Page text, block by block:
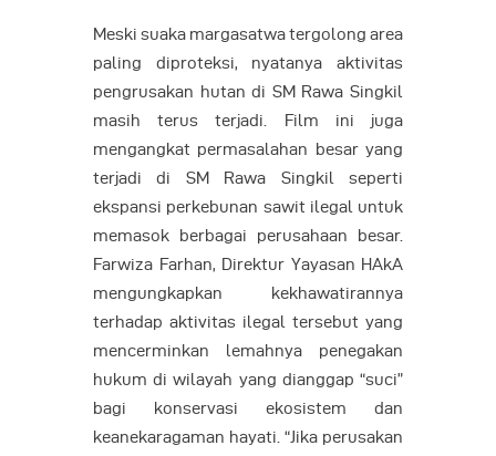
Meski suaka margasatwa tergolong area
paling diproteksi, nyatanya aktivitas
pengrusakan hutan di SM Rawa Singkil
masih terus terjadi. Film ini juga
mengangkat permasalahan besar yang
terjadi di SM Rawa Singkil seperti
ekspansi perkebunan sawit ilegal untuk
memasok berbagai perusahaan besar.
Farwiza Farhan, Direktur Yayasan HAkA
mengungkapkan kekhawatirannya
terhadap aktivitas ilegal tersebut yang
mencerminkan lemahnya penegakan
hukum di wilayah yang dianggap “suci”
bagi konservasi ekosistem dan
keanekaragaman hayati. “Jika perusakan